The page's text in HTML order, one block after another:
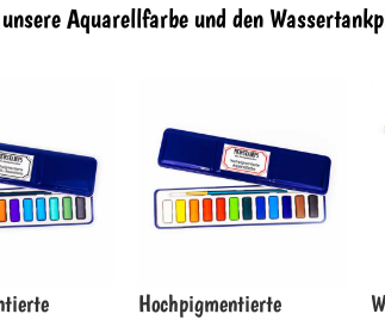
Aquarellfarbe und den
Hochpigmentierte